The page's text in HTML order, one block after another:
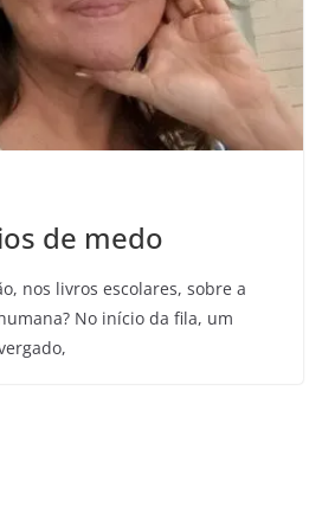
de medo
nos livros escolares, sobre a
No início da fila, um